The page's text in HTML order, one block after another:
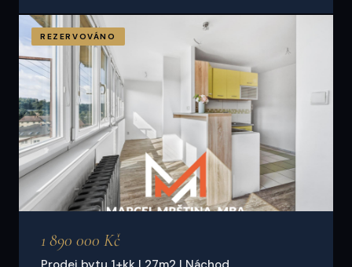
REZERVOVÁNO
1 890 000 Kč